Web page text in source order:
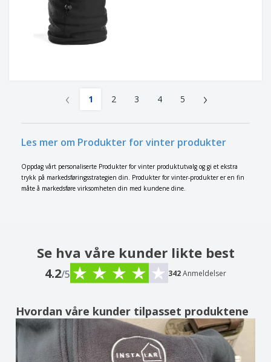
‹ 1 2 3 4 5 ›
Les mer om Produkter for vinter produkter
Oppdag vårt personaliserte Produkter for vinter produktutvalg og gi et ekstra
trykk på markedsføringsstrategien din. Produkter for vinter-produkter er en fin
måte å markedsføre virksomheten din med kundene dine.
Se hva våre kunder likte best
4.2/5 342Anmeldelser
Hvordan våre kunder tilpasset produktene